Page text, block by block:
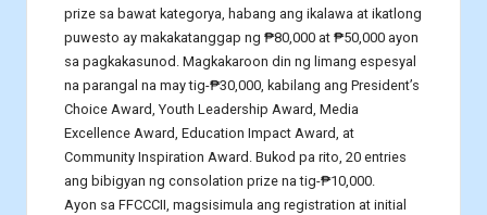
prize sa bawat kategorya, habang ang ikalawa at ikatlong
puwesto ay makakatanggap ng ₱80,000 at ₱50,000 ayon
sa pagkakasunod. Magkakaroon din ng limang espesyal
na parangal na may tig-₱30,000, kabilang ang President’s
Choice Award, Youth Leadership Award, Media
Excellence Award, Education Impact Award, at
Community Inspiration Award. Bukod pa rito, 20 entries
ang bibigyan ng consolation prize na tig-₱10,000.
Ayon sa FFCCCII, magsisimula ang registration at initial